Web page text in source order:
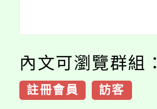
內文可瀏覽群組：
註冊會員 訪客